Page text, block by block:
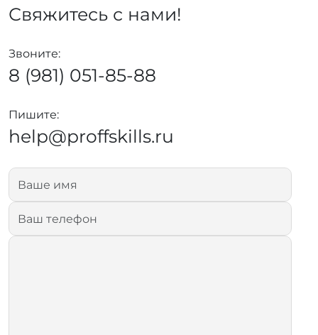
Свяжитесь с нами!
Звоните:
8 (981) 051-85-88
Пишите:
help@proffskills.ru